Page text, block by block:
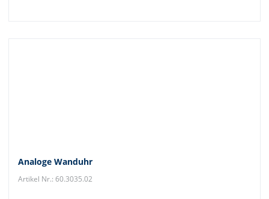
Analoge Wanduhr
Artikel Nr.: 60.3035.02